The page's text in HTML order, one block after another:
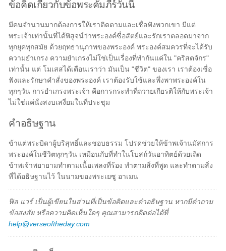
ข้อคิดเกี่ยวกับข้อพระคัมภีร์วันนี้
มีคนจำนวนมากต้องการให้เราติดตามและเชื่อฟังพวกเขา มีแต่
พระเจ้าเท่านั้นที่ได้พิสูจน์ว่าพระองค์ซื่อสัตย์และรักเราตลอดมาจาก
ทุกยุคทุกสมัย ด้วยฤทธานุภาพของพระองค์ พระองค์สมควรที่จะได้รับ
ความยำเกรง ความยำเกรงไม่ใช่เป็นเรื่องที่ทำกันแค่ใน "คริสตจักร"
เท่านั้น แต่ โมเสสได้เตือนเราว่า มันเป็น "ชีวิต" ของเรา เราต้องเชื่อ
ฟังและรักษาคำสั่งของพระองค์ เราต้องรับใช้และพึ่งพาพระองค์ใน
ทุกๆวัน การยำเกรงพระเจ้า คือการกระทำที่ถวายเกียรติให้กับพระเจ้า
ไม่ใช่แค่นั่งสงบเสงี่ยมในที่ประชุม
คำอธิษฐาน
ข้าแต่พระบิดาผู้บริสุทธิ์และชอบธรรม โปรดช่วยให้ข้าพเจ้านมัสการ
พระองค์ในชีวิตทุกๆวัน เหมือนกับที่ทำในโบสถ์วันอาทิตย์ด้วยเถิด
ข้าพเจ้าพยายามทำตามเนื้อเพลงที่ร้อง ทำตามสิ่งที่พูด และทำตามสิ่ง
ที่ได้อธิษฐานไว้ ในนามของพระเยซู อาเมน
ฟิล แวร์ เป็นผู้เขียนในส่วนที่เป็นข้อคิดและคำอธิษฐาน หากมีคำถาม
ข้อสงสัย หรือความคิดเห็นใดๆ คุณสามารถติดต่อได้ที่
help@verseoftheday.com